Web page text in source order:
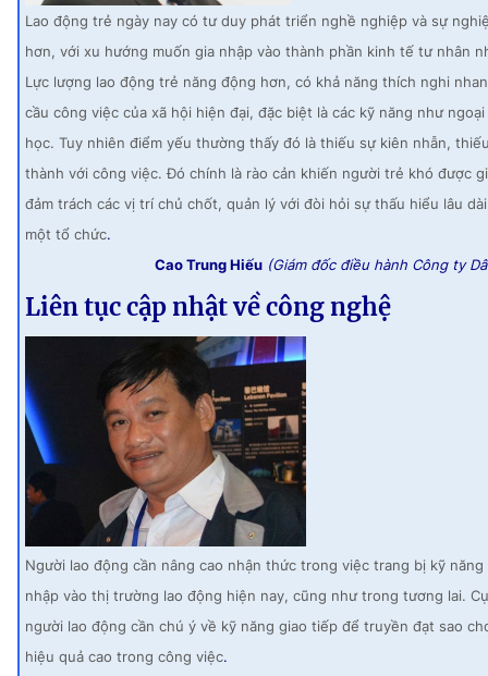
Lao động trẻ ngày nay có tư duy phát triển nghề nghiệp và sự
hơn, với xu hướng muốn gia nhập vào thành phần kinh tế tư nhân
Lực lượng lao động trẻ năng động hơn, có khả năng thích nghi
cầu công việc của xã hội hiện đại, đặc biệt là các kỹ năng như
học. Tuy nhiên điểm yếu thường thấy đó là thiếu sự kiên nhẫn,
thành với công việc. Đó chính là rào cản khiến người trẻ khó được
đảm trách các vị trí chủ chốt, quản lý với đòi hỏi sự thấu hiểu lâu
một tổ chức.
Cao Trung Hiếu (Giám đốc điều hành Công ty
Liên tục cập nhật về công nghệ
Người lao động cần nâng cao nhận thức trong việc trang bị kỹ năng
nhập vào thị trường lao động hiện nay, cũng như trong tương lai.
người lao động cần chú ý về kỹ năng giao tiếp để truyền đạt sao
hiệu quả cao trong công việc.